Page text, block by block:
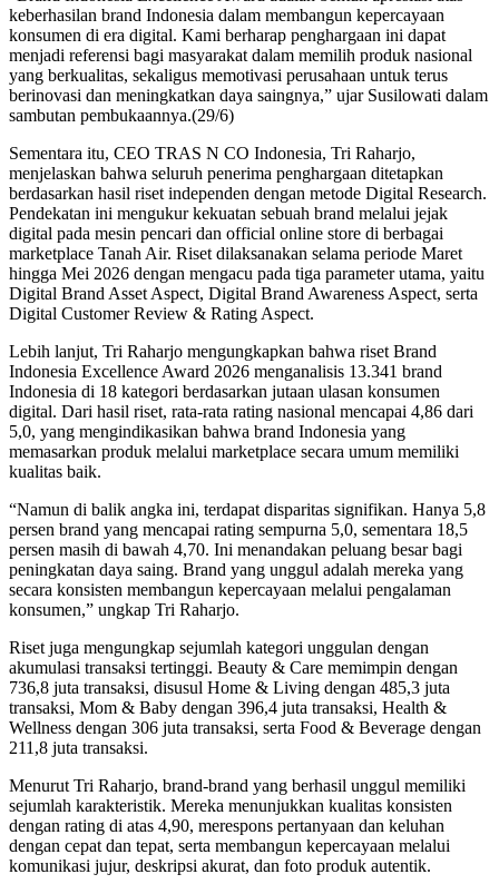
keberhasilan brand Indonesia dalam membangun kepercayaan
konsumen di era digital. Kami berharap penghargaan ini dapat
menjadi referensi bagi masyarakat dalam memilih produk nasional
yang berkualitas, sekaligus memotivasi perusahaan untuk terus
berinovasi dan meningkatkan daya saingnya,” ujar Susilowati dalam
sambutan pembukaannya.(29/6)
Sementara itu, CEO TRAS N CO Indonesia, Tri Raharjo,
menjelaskan bahwa seluruh penerima penghargaan ditetapkan
berdasarkan hasil riset independen dengan metode Digital Research.
Pendekatan ini mengukur kekuatan sebuah brand melalui jejak
digital pada mesin pencari dan official online store di berbagai
marketplace Tanah Air. Riset dilaksanakan selama periode Maret
hingga Mei 2026 dengan mengacu pada tiga parameter utama, yaitu
Digital Brand Asset Aspect, Digital Brand Awareness Aspect, serta
Digital Customer Review & Rating Aspect.
Lebih lanjut, Tri Raharjo mengungkapkan bahwa riset Brand
Indonesia Excellence Award 2026 menganalisis 13.341 brand
Indonesia di 18 kategori berdasarkan jutaan ulasan konsumen
digital. Dari hasil riset, rata-rata rating nasional mencapai 4,86 dari
5,0, yang mengindikasikan bahwa brand Indonesia yang
memasarkan produk melalui marketplace secara umum memiliki
kualitas baik.
“Namun di balik angka ini, terdapat disparitas signifikan. Hanya 5,8
persen brand yang mencapai rating sempurna 5,0, sementara 18,5
persen masih di bawah 4,70. Ini menandakan peluang besar bagi
peningkatan daya saing. Brand yang unggul adalah mereka yang
secara konsisten membangun kepercayaan melalui pengalaman
konsumen,” ungkap Tri Raharjo.
Riset juga mengungkap sejumlah kategori unggulan dengan
akumulasi transaksi tertinggi. Beauty & Care memimpin dengan
736,8 juta transaksi, disusul Home & Living dengan 485,3 juta
transaksi, Mom & Baby dengan 396,4 juta transaksi, Health &
Wellness dengan 306 juta transaksi, serta Food & Beverage dengan
211,8 juta transaksi.
Menurut Tri Raharjo, brand-brand yang berhasil unggul memiliki
sejumlah karakteristik. Mereka menunjukkan kualitas konsisten
dengan rating di atas 4,90, merespons pertanyaan dan keluhan
dengan cepat dan tepat, serta membangun kepercayaan melalui
komunikasi jujur, deskripsi akurat, dan foto produk autentik.